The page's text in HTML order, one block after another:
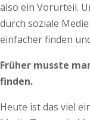
also ein Vorurteil.
durch soziale
einfacher finden
Früher musste
finden.
Heute ist das viel